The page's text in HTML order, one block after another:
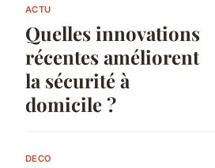
ACTU
Quelles innovations
récentes améliorent
la sécurité à
domicile ?
DECO